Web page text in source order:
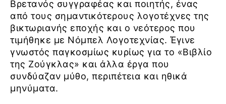
Βρετανός συγγραφέας και ποιητής, ένας
από τους σημαντικότερους λογοτέχνες της
βικτωριανής εποχής και ο νεότερος που
τιμήθηκε με Νόμπελ Λογοτεχνίας. Έγινε
γνωστός παγκοσμίως κυρίως για το «Βιβλίο
της Ζούγκλας» και άλλα έργα που
συνδύαζαν μύθο, περιπέτεια και ηθικά
μηνύματα.